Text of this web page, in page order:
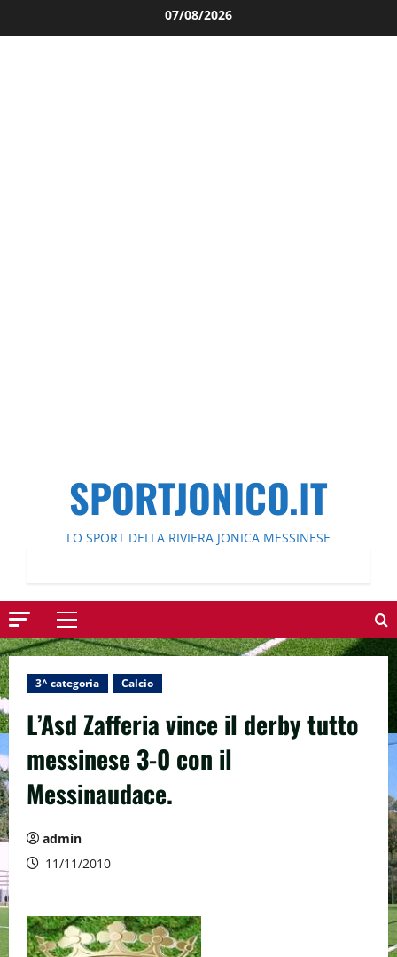
al
07/08/2026
SPORTJONICO.IT
LO SPORT DELLA RIVIERA JONICA MESSINESE
Menu
principale
3^ categoria Calcio
L’Asd Zafferia vince il derby tutto
messinese 3-0 con il
Messinaudace.
admin
11/11/2010